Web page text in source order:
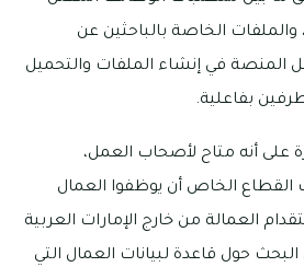
الخاصة بالباحثين عن
المنصة في إنشاء الملفات والتحميل
بفاعلية.
على أنه متاح لأصحاب العمل،
الخاص أن يوظفوا العمال
العمالة من خارج الإمارات العربية
حول قاعدة لبيانات العمال التي